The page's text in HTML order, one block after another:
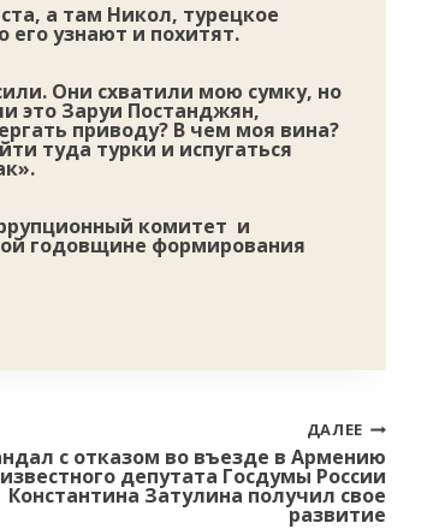
а там Никол, турецкое
узнают и похитят.
Они схватили мою сумку, но
это Заруи Постанджян,
приводу? В чем моя вина?
туда турки и испугаться
комитет и
годовщине формирования
ДАЛЕЕ
с отказом во въезде в Армению
известного депутата Госдумы России
Константина Затулина получил свое
развитие